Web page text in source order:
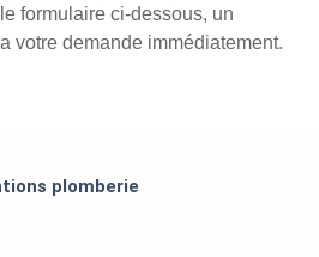
formulaire ci-dessous, un
votre demande immédiatement.
plomberie